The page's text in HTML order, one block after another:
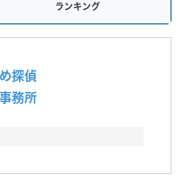
ランキング
探偵
務所
ト